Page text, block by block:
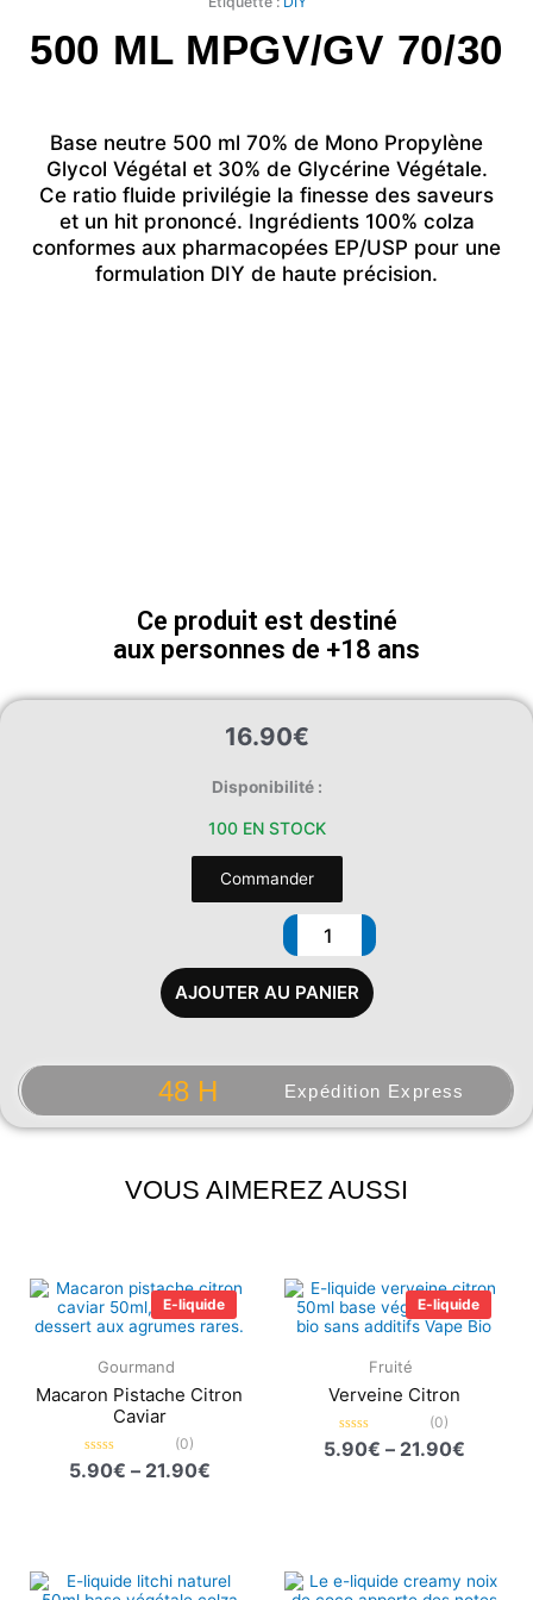
500 ML MPGV/GV 70/30
Base neutre 500 ml 70% de Mono Propylène
Glycol Végétal et 30% de Glycérine Végétale.
Ce ratio fluide privilégie la finesse des saveurs
et un hit prononcé. Ingrédients 100% colza
conformes aux pharmacopées EP/USP pour une
formulation DIY de haute précision.
Ce produit est destiné
aux personnes de +18 ans
16.90€
Disponibilité :
100 EN STOCK
quantité
500
MPGV/GV
70/30
AJOUTER AU PANIER
Commander
48 H Expédition Express
VOUS AIMEREZ AUSSI
E-liquide
Gourmand
Macaron Pistache Citron
Caviar
Note
0
(0)
5.90€ – 21.90€
de
prix :
5.90€
à
21.90€
E-liquide
Fruité
Verveine Citron
Note
0
(0)
5.90€ – 21.90€
de
prix :
5.90€
à
21.90€
de
de